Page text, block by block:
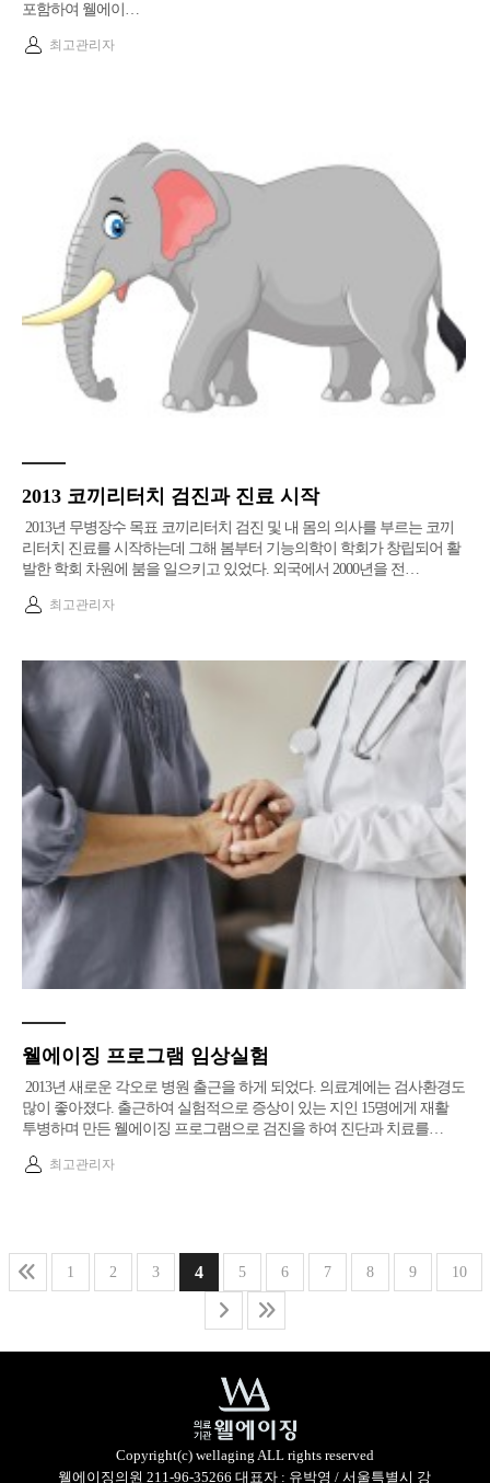
포함하여 웰에이…
최고관리자
2013 코끼리터치 검진과 진료 시작
2013년 무병장수 목표 코끼리터치 검진 및 내 몸의 의사를 부르는 코끼
리터치 진료를 시작하는데 그해 봄부터 기능의학이 학회가 창립되어 활
발한 학회 차원에 붐을 일으키고 있었다. ​외국에서 2000년을 전…
최고관리자
웰에이징 프로그램 임상실험
2013년 새로운 각오로 병원 출근을 하게 되었다. 의료계에는 검사환경도
많이 좋아졌다. 출근하여 실험적으로 증상이 있는 지인 15명에게 재활
투병하며 만든 웰에이징 프로그램으로 검진을 하여 진단과 치료를…
최고관리자
1 2 3 4 5 6 7 8 9 10
Copyright(c) wellaging ALL rights reserved
웰에이징의원 211-96-35266 대표자 : 유박영 / 서울특별시 강